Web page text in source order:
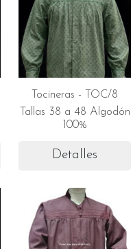
Tocineras - TOC/8
Tallas 38 a 48 Algodón
100%
Detalles